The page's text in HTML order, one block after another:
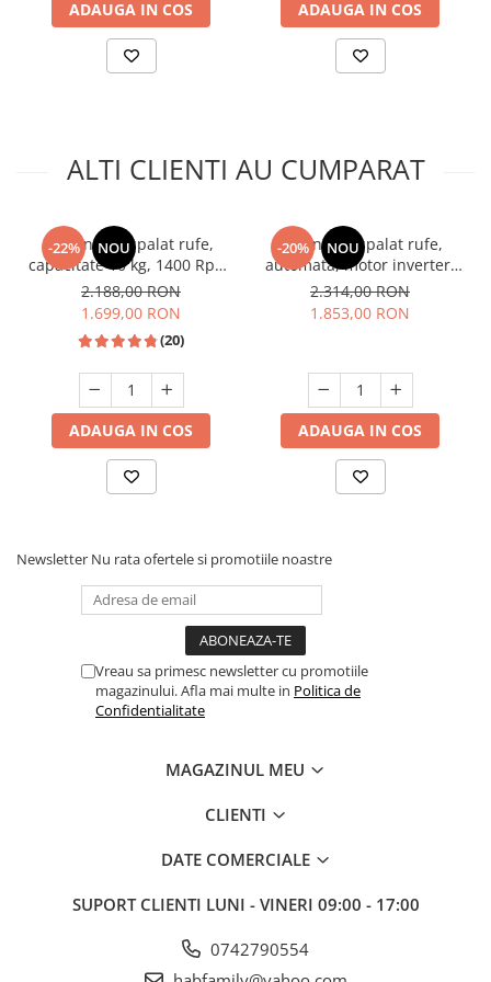
ADAUGA IN COS ADAUGA IN COS
ALTI CLIENTI AU CUMPARAT
-22% NOU
Masina de spalat rufe,
capacitate 10 kg, 1400 Rpm,
clasa A+, 15 programe,
motor inverter, display
digital, Alb, HEINNER
2.188,00 RON
1.699,00 RON
(20)
ADAUGA IN COS
-20% NOU
Masina de spalat rufe,
automata, motor inverter,
capacitate 10 kg, 1350 Rpm,
15 programe, display color,
clasa A, Gri inchis, SAMUS
2.314,00 RON
1.853,00 RON
ADAUGA IN COS
Newsletter Nu rata ofertele si promotiile noastre
Vreau sa primesc newsletter cu promotiile
magazinului. Afla mai multe in Politica de
Confidentialitate
MAGAZINUL MEU
CLIENTI
DATE COMERCIALE
SUPORT CLIENTI LUNI - VINERI 09:00 - 17:00
0742790554